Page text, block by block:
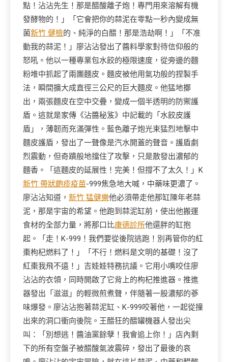
點！沾沾先生！那是醋酸離子炮！專門用來溶解有機
發酵物的！」「它會把你的蒜泥在零點一秒內變成無
菌新竹 健檢的、純淨的白醋！那是浩劫啊！」「不准
動我的蒜泥！」廖沾沾發出了醬料學家對待信仰般的
怒吼。他以一種專業包水餃的極限速度，從旁邊的麵
粉堆中抓起了兩團麵皮。麵皮被他用氣功般的捏製手
法，瞬間擴大成直徑三公尺的巨大麵皮。他猛地擲
出，兩張麵皮在空中交疊，變成一個半透明的防禦護
盾。這就是家傳《沾醬秘笈》中記載的「水餃皮護
盾」，薄韌而充滿彈性。藍色離子炮光束猛烈地擊中
麵皮護盾，發出了一聲像是汽水開蓋的聲音。護盾劇
烈震動，但奇蹟般地擋住了攻擊，只是散發出濃郁的
麵香。「這麵皮的延展性！完美！但撐不了太久！」K
新竹 帶狀皰疹疫苗-999焦急地大喊，中藥味更濃了。
廖沾沾知道， 新竹 猛健樂他必須帶走他那缸陳年老蒜
泥，那是宇宙的希望。他跑到蒜泥缸前，使出他搬運
食材的全部力量，將那口比康德診所他還胖的缸抱
起。「走！K-999！我們要從後院逃跑！別再管你的紅
棗枸杞燃料了！」「不行！燃料是文明的基礎！沒了
紅棗我飛不遠！」吉娃娃特務抗議。它用小嘴咬住廖
沾沾的衣領，同時開啟了它背上的枸杞推進器。推進
器發出「滋滋」的輕微煎煮聲，伴隨著一股濃郁的蔘
味爆發。廖沾沾抱著蒜泥缸、K-999咬著他，一起從撞
出來的洞口衝向後院。王醋狂的醋罐機器人發出尖
叫：「別想逃！醬油黨餘孽！我會追上你！」店內剩
下的所有空盤子被醋酸氣波震碎，發出了最後的哀